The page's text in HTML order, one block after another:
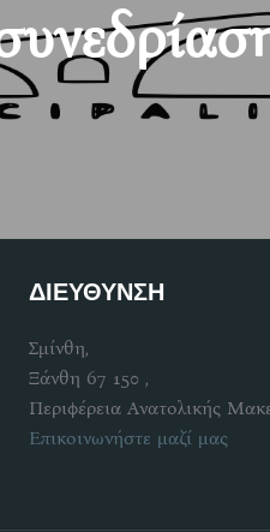
ΔΙΕΥΘΥΝΣΗ
Σμίνθη,
Ξάνθη 67 150 ,
Περιφέρεια Ανατολικής
Επικοινωνήστε μαζί μας